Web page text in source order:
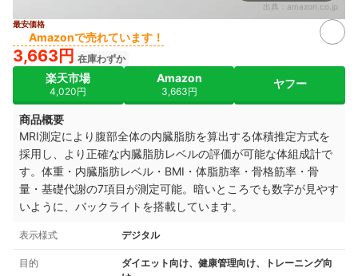
出典： amazon.co.jp
最安価格
Amazonで売れています！
3,663円 在庫わずか
楽天市場
4,020円
Amazon
3,663円
ヤフー
商品概要
MRI測定により腹部全体の内臓脂肪を算出する体積推定方式を
採用し、より正確な内臓脂肪レベルの評価が可能な体組成計で
す。 体重・内臓脂肪レベル・BMI・体脂肪率・骨格筋率・骨
量・基礎代謝の7項目が測定可能。 暗いところでも数字が見やす
いように、 バックライトを搭載しています。
表示様式 デジタル
目的
ダイエット向け、健康管理向け、トレーニング向